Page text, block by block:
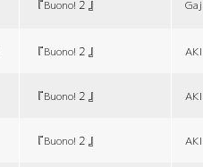
『Buono!２』
『Buono!２』
『Buono!２』
『Buono!２』